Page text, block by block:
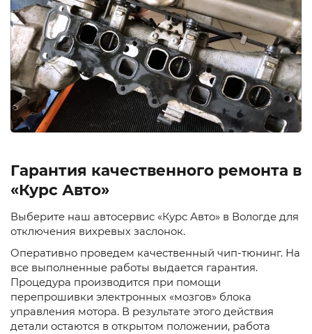
Гарантия качественного ремонта в
«Курс Авто»
Выберите наш автосервис «Курс Авто» в Вологде для
отключения вихревых заслонок.
Оперативно проведем качественный чип-тюнинг. На
все выполненные работы выдается гарантия.
Процедура производится при помощи
перепрошивки электронных «мозгов» блока
управления мотора. В результате этого действия
детали остаются в открытом положении, работа